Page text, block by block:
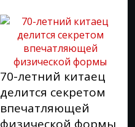
70-летний китаец
делится секретом
впечатляющей